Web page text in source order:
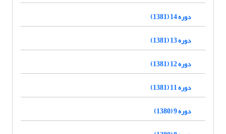
دوره 14 (1381)
دوره 13 (1381)
دوره 12 (1381)
دوره 11 (1381)
دوره 9 (1380)